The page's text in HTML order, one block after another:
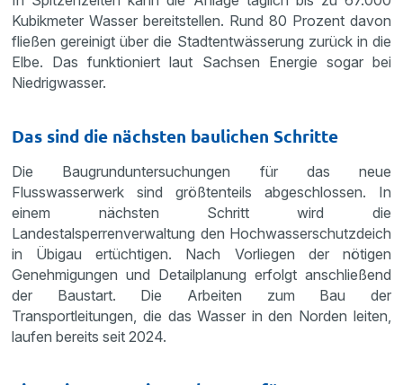
Kubikmeter Wasser bereitstellen. Rund 80 Prozent davon
fließen gereinigt über die Stadtentwässerung zurück in die
Elbe. Das funktioniert laut Sachsen Energie sogar bei
Niedrigwasser.
Das sind die nächsten baulichen Schritte
Die Baugrunduntersuchungen für das neue
Flusswasserwerk sind größtenteils abgeschlossen. In
einem nächsten Schritt wird die
Landestalsperrenverwaltung den Hochwasserschutzdeich
in Übigau ertüchtigen. Nach Vorliegen der nötigen
Genehmigungen und Detailplanung erfolgt anschließend
der Baustart. Die Arbeiten zum Bau der
Transportleitungen, die das Wasser in den Norden leiten,
laufen bereits seit 2024.